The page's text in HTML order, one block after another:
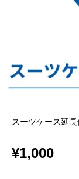
スーツケース延長
¥1,000